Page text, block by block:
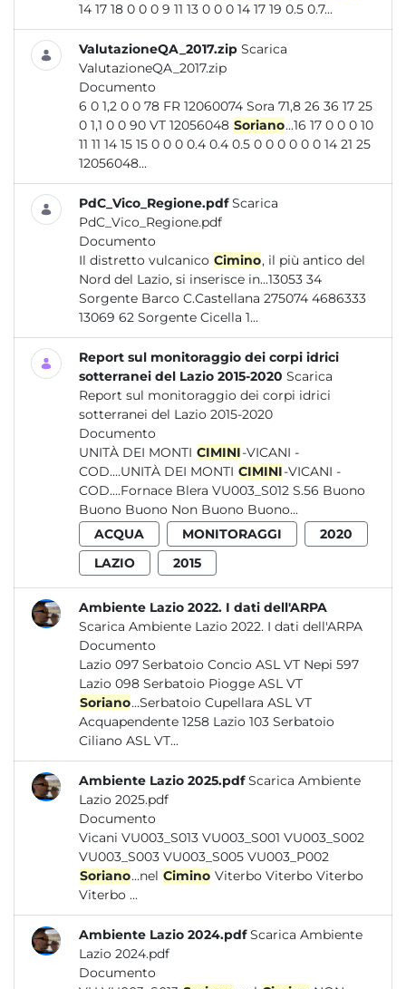
14 17 18 0 0 0 9 11 13 0 0 0 14 17 19 0.5 0.7...
ValutazioneQA_2017.zip Scarica
ValutazioneQA_2017.zip
Documento
6 0 1,2 0 0 78 FR 12060074 Sora 71,8 26 36 17 25
0 1,1 0 0 90 VT 12056048 Soriano...16 17 0 0 0 10
11 11 14 15 15 0 0 0 0.4 0.4 0.5 0 0 0 0 0 0 14 21 25
12056048...
PdC_Vico_Regione.pdf Scarica
PdC_Vico_Regione.pdf
Documento
Il distretto vulcanico Cimino, il più antico del
Nord del Lazio, si inserisce in...13053 34
Sorgente Barco C.Castellana 275074 4686333
13069 62 Sorgente Cicella 1...
Report sul monitoraggio dei corpi idrici
sotterranei del Lazio 2015-2020 Scarica
Report sul monitoraggio dei corpi idrici
sotterranei del Lazio 2015-2020
Documento
UNITÀ DEI MONTI CIMINI-VICANI -
COD....UNITÀ DEI MONTI CIMINI-VICANI -
COD....Fornace Blera VU003_S012 S.56 Buono
Buono Buono Non Buono Buono...
ACQUA
MONITORAGGI
2020
LAZIO
2015
Ambiente Lazio 2022. I dati dell'ARPA
Scarica Ambiente Lazio 2022. I dati dell'ARPA
Documento
Lazio 097 Serbatoio Concio ASL VT Nepi 597
Lazio 098 Serbatoio Piogge ASL VT
Soriano...Serbatoio Cupellara ASL VT
Acquapendente 1258 Lazio 103 Serbatoio
Ciliano ASL VT...
Ambiente Lazio 2025.pdf Scarica Ambiente
Lazio 2025.pdf
Documento
Vicani VU003_S013 VU003_S001 VU003_S002
VU003_S003 VU003_S005 VU003_P002
Soriano...nel Cimino
Viterbo ...
Ambiente Lazio 2024.pdf Scarica Ambiente
Lazio 2024.pdf
Documento